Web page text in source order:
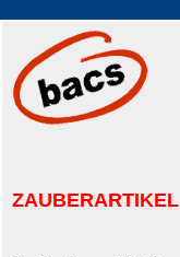
ZAUBERARTIKEL